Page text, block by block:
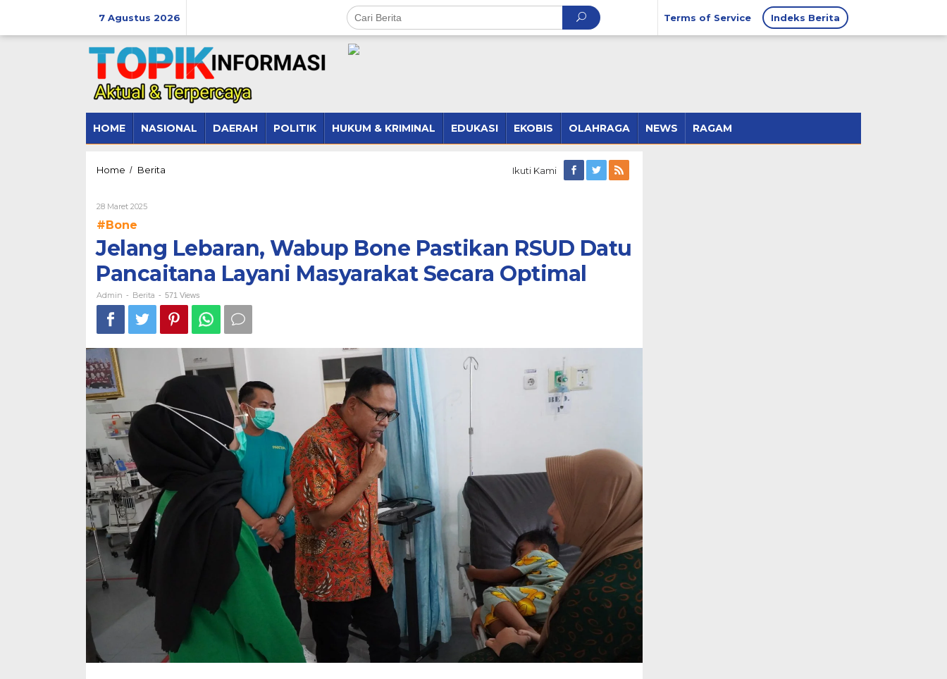
7 Agustus 2026 Terms of Service Indeks Berita
HOME NASIONAL DAERAH POLITIK HUKUM & KRIMINAL EDUKASI EKOBIS OLAHRAGA NEWS RAGAM
Home / Berita
Datu
Pancaitana
Layani
Masyarakat
Secara
Optimal
Ikuti Kami
28 Maret 2025Oleh
#Bone
Jelang Lebaran, Wabup Bone Pastikan RSUD Datu
Pancaitana Layani Masyarakat Secara Optimal
Admin - Berita - 571 Views